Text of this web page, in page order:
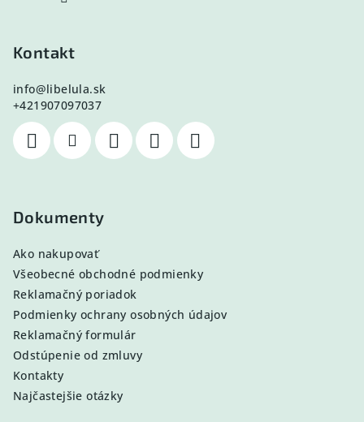
Kontakt
info@libelula.sk
+421907097037
Dokumenty
Ako nakupovať
Všeobecné obchodné podmienky
Reklamačný poriadok
Podmienky ochrany osobných údajov
Reklamačný formulár
Odstúpenie od zmluvy
Kontakty
Najčastejšie otázky